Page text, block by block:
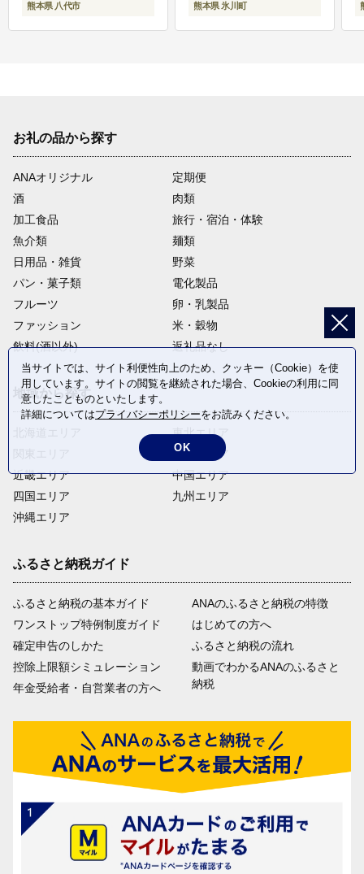
熊本県 八代市 熊本県 氷川町
お礼の品から探す
ANAオリジナル
定期便
酒
肉類
加工食品
旅行・宿泊・体験
魚介類
麺類
日用品・雑貨
野菜
パン・菓子類
電化製品
フルーツ
卵・乳製品
ファッション
米・穀物
飲料(酒以外)
返礼品なし
地域から探す
近畿エリア
四国エリア
沖縄エリア
東北エリア
中部エリア
中国エリア
九州エリア
ふるさと納税ガイド
ふるさと納税の基本ガイド
ワンストップ特例制度ガイド
確定申告のしかた
控除上限額シミュレーション
年金受給者・自営業者の方へ
ANAのふるさと納税の特徴
はじめての方へ
ふるさと納税の流れ
動画でわかるANAのふるさと
納税
当サイトでは、サイト利便性向上のため、クッキー（Cookie）を使
用しています。サイトの閲覧を継続された場合、Cookieの利用に同
意したことものといたします。
詳細についてはプライバシーポリシーをお読みください。
OK